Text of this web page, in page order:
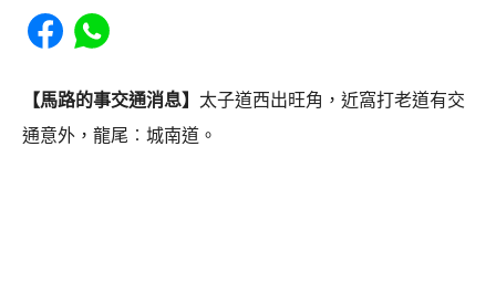
Share to Facebook
Share to WhatsApp
【馬路的事交通消息】 太子道西出旺角，近窩打老道有交
通意外，龍尾︰城南道。